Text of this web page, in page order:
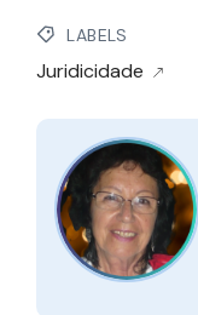
LABELS
Juridicidade